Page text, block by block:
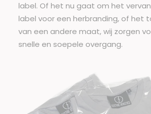
label. Of het nu gaat om het
label voor een herbranding, of het
van een andere maat, wij zorgen
snelle en soepele overgang.